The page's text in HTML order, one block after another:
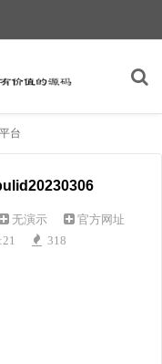
台
无演示
官方网址
318